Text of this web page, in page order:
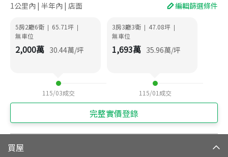
1公里內 | 半年內 | 店面 編輯篩選條件
5房2廳6衛 | 65.71坪 |
無車位
2,000萬 30.44萬/坪
115/03成交
3房3廳3衛 | 47.08坪 |
無車位
1,693萬 35.96萬/坪
115/01 成交
完整實價登錄
買屋